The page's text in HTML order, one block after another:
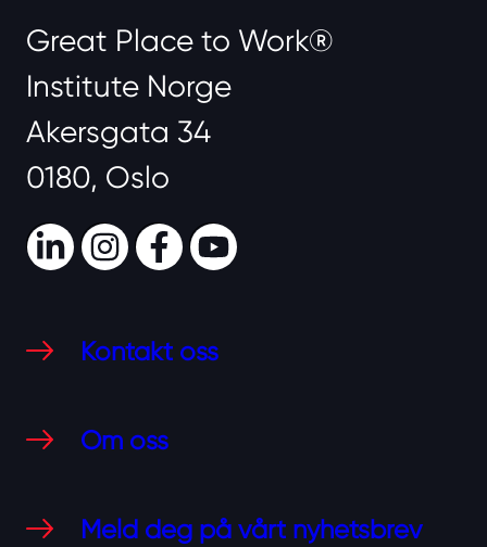
Great Place to Work®
Institute Norge
Akersgata 34
0180, Oslo
Kontakt oss
Om oss
Meld deg på vårt nyhetsbrev